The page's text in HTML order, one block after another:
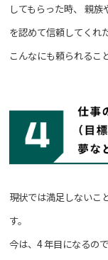
してもらった時、 親族
を認めて信頼してくれ
こんなにも頼られるこ
現状では満足しないこ
す。
今は、4 年目になるの